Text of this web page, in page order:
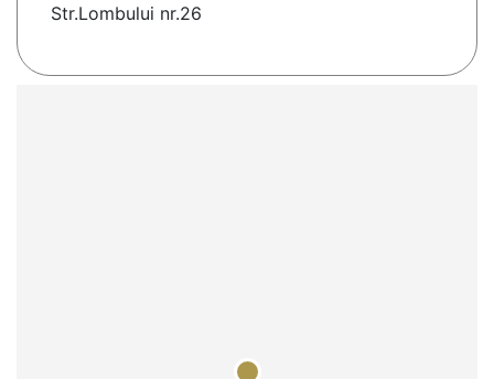
Str.Lombului nr.26